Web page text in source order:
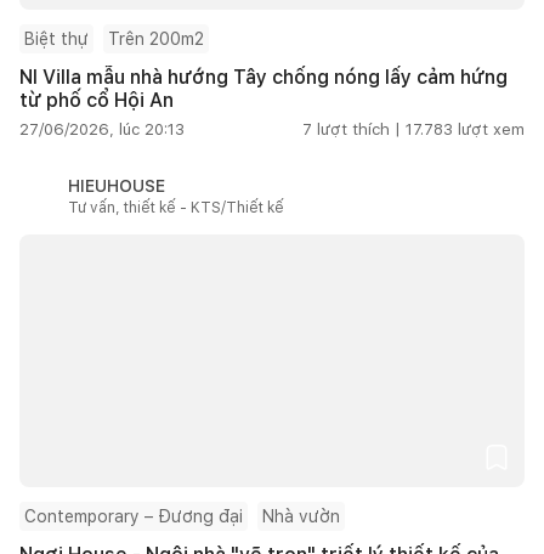
Biệt thự Trên 200m2
NI Villa mẫu nhà hướng Tây chống nóng lấy cảm hứng
từ phố cổ Hội An
27/06/2026, lúc 20:13 7 lượt thích | 17.783 lượt xem
HIEUHOUSE
Tư vấn, thiết kế - KTS/Thiết kế
Contemporary – Đương đại Nhà vườn